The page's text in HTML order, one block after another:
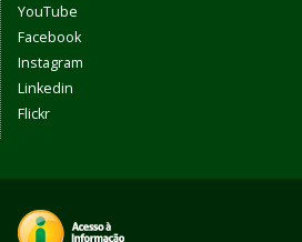
YouTube
Facebook
Instagram
Linkedin
Flickr